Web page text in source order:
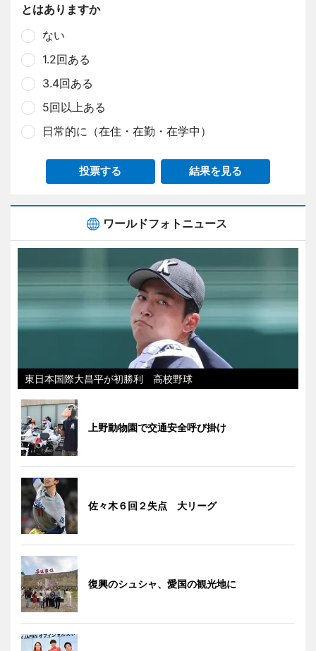
とはありますか
ない
1.2回ある
3.4回ある
5回以上ある
日常的に（在住・在勤・在学中）
投票する 結果を見る
ワールドフォトニュース
東日本国際大昌平が初勝利 高校野球
上野動物園で交通安全呼び掛け
佐々木６回２失点 大リーグ
復興のシュシャ、愛国の観光地に